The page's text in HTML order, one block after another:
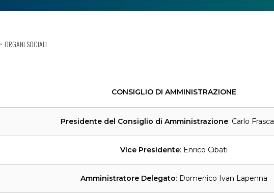
ORGANI SOCIALI
CONSIGLIO DI AMMINISTRAZIONE
Presidente del Consiglio di Amministrazione: Carlo
Vice Presidente: Enrico Cibati
Amministratore Delegato: Domenico Ivan Lapenna